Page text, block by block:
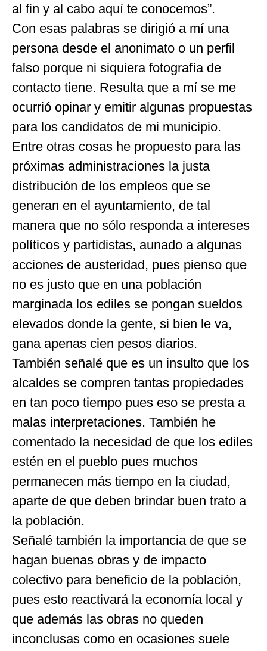
al fin y al cabo aquí te conocemos”.
Con esas palabras se dirigió a mí una
persona desde el anonimato o un perfil
falso porque ni siquiera fotografía de
contacto tiene. Resulta que a mí se me
ocurrió opinar y emitir algunas propuestas
para los candidatos de mi municipio.
Entre otras cosas he propuesto para las
próximas administraciones la justa
distribución de los empleos que se
generan en el ayuntamiento, de tal
manera que no sólo responda a intereses
políticos y partidistas, aunado a algunas
acciones de austeridad, pues pienso que
no es justo que en una población
marginada los ediles se pongan sueldos
elevados donde la gente, si bien le va,
gana apenas cien pesos diarios.
También señalé que es un insulto que los
alcaldes se compren tantas propiedades
en tan poco tiempo pues eso se presta a
malas interpretaciones. También he
comentado la necesidad de que los ediles
estén en el pueblo pues muchos
permanecen más tiempo en la ciudad,
aparte de que deben brindar buen trato a
la población.
Señalé también la importancia de que se
hagan buenas obras y de impacto
colectivo para beneficio de la población,
pues esto reactivará la economía local y
que además las obras no queden
inconclusas como en ocasiones suele